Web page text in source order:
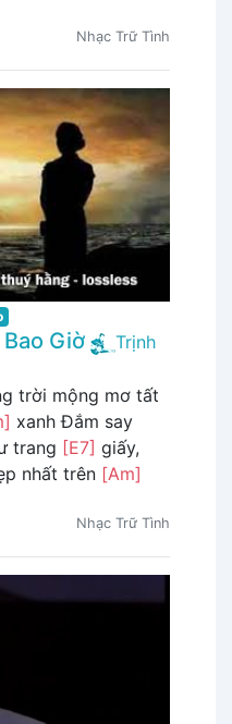
Nhạc Trữ Tình
Giờ
Trịnh
trời mộng mơ tất
xanh Đắm say
trang [E7] giấy,
nhất trên [Am]
Nhạc Trữ Tình